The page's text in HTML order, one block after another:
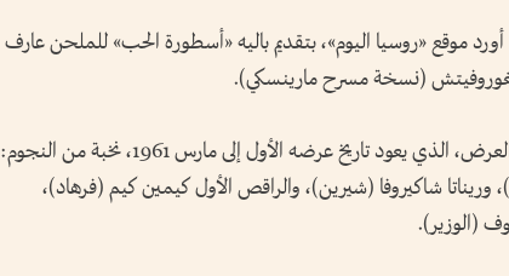
موقع «روسيا اليوم»، بتقديم باليه «أسطورة الحب» للملحن عارف
(نسخة مسرح مارينسكي).
وجسد الأدوار الرئيسية في هذا العرض، الذي يعود تاريخ عرضه الأول إلى مارس 1961، نخبة من النجوم:
وريناتا شاكيروفا (شيرين)، والراقص الأول كيمين كيم (فرهاد)،
(الوزير).